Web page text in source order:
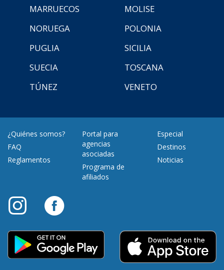
MARRUECOS
MOLISE
NORUEGA
POLONIA
PUGLIA
SICILIA
SUECIA
TOSCANA
TÚNEZ
VENETO
¿Quiénes somos?
FAQ
Reglamentos
Portal para
agencias
asociadas
Programa de
afiliados
Especial
Destinos
Noticias